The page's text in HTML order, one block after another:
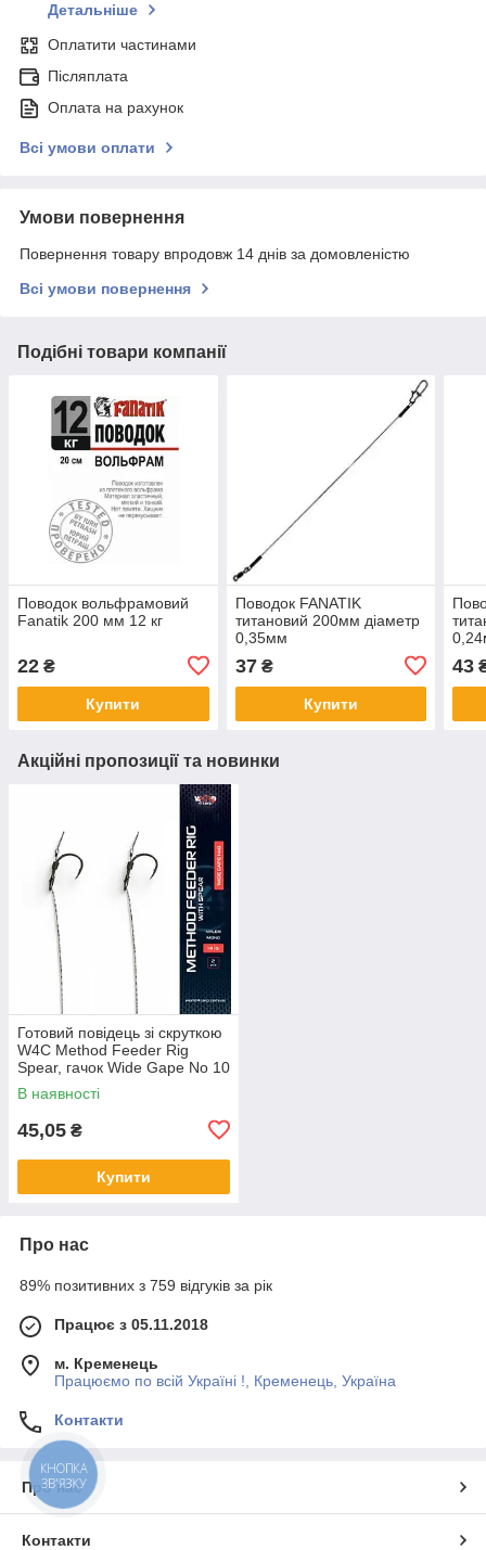
Детальніше
Оплатити частинами
Післяплата
Оплата на рахунок
Всі умови оплати
Умови повернення
Повернення товару впродовж 14 днів за домовленістю
Всі умови повернення
Подібні товари компанії
Поводок вольфрамовий
Fanatik 200 мм 12 кг
22 ₴
Купити
Поводок FANATIK
титановий 200мм діаметр
0,35мм
37₴
Купити
43
Акційні пропозиції та новинки
Готовий повідець зі скруткою
W4C Method Feeder Rig
Spear, гачок Wide Gape No 10
В наявності
45,05 ₴
Купити
Про нас
89% позитивних з 759 відгуків за рік
Працює з 05.11.2018
м. Кременець
Працюємо по всій Україні !, Кременець, Україна
Контакти
Про нас
Контакти
КНОПКА
ЗВ'ЯЗКУ